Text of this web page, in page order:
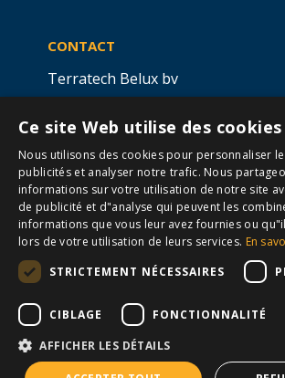
CONTACT
Terratech Belux bv
boîte 5,9000 GAND
info@allterra-belux.com +32 9 430
BE1009.467.122
SUIVEZ-NOUS ​ ​
Conditions générales Cookies
Ce site Web utilise des cookies
Nous utilisons des cookies pour personnaliser
publicités et analyser notre trafic. Nous
informations sur votre utilisation de notre site
de publicité et d"analyse qui peuvent les
informations que vous leur avez fournies ou
lors de votre utilisation de leurs services. En
STRICTEMENT NÉCESSAIRES
CIBLAGE FONCTIONNALITÉ
AFFICHER LES DÉTAILS